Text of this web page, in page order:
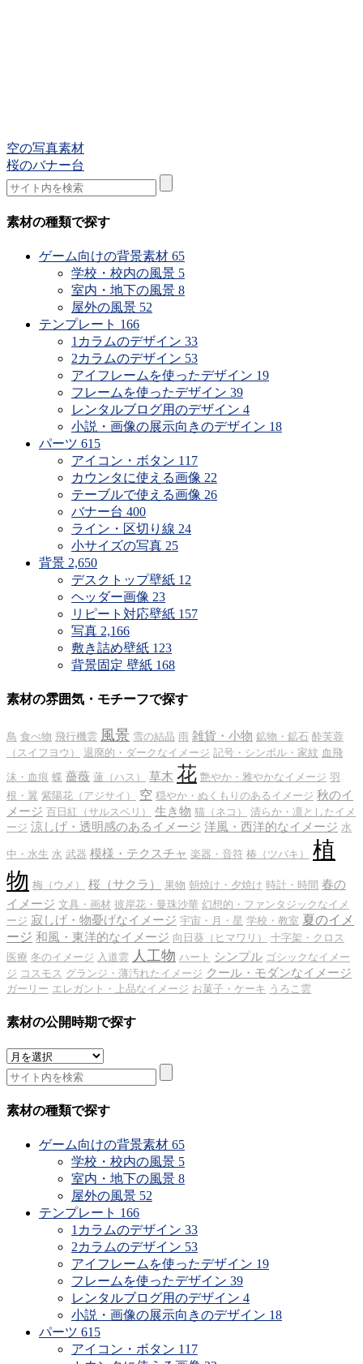
空の写真素材
桜のバナー台
素材の種類で探す
ゲーム向けの背景素材 65
学校・校内の風景 5
室内・地下の風景 8
屋外の風景 52
テンプレート 166
1カラムのデザイン 33
2カラムのデザイン 53
アイフレームを使ったデザイン 19
フレームを使ったデザイン 39
レンタルブログ用のデザイン 4
小説・画像の展示向きのデザイン 18
パーツ 615
アイコン・ボタン 117
カウンタに使える画像 22
テーブルで使える画像 26
バナー台 400
ライン・区切り線 24
小サイズの写真 25
背景 2,650
デスクトップ壁紙 12
ヘッダー画像 23
リピート対応壁紙 157
写真 2,166
敷き詰め壁紙 123
背景固定 壁紙 168
素材の雰囲気・モチーフで探す
鳥 食べ物 飛行機雲 風景 雪の結晶 雨 雑貨・小物 鉱物・鉱石 酔芙蓉
（スイフヨウ）
退廃的・ダークなイメージ 記号・シンボル・家紋 血飛
沫・血痕 蝶 薔薇 蓮（ハス） 草木 花 艶やか・雅やかなイメージ 羽
根・翼 紫陽花（アジサイ） 空 穏やか・ぬくもりのあるイメージ 秋のイ
メージ 百日紅（サルスベリ） 生き物 猫（ネコ）
清らか・凛としたイメ
ージ 涼しげ・透明感のあるイメージ 洋風・西洋的なイメージ 水
中・水生 水 武器 模様・テクスチャ 楽器・音符 椿（ツバキ）
植
物 梅（ウメ） 桜（サクラ） 果物 朝焼け・夕焼け 時計・時間 春の
イメージ 文具・画材 彼岸花・曼珠沙華 幻想的・ファンタジックなイメ
ージ 寂しげ・物憂げなイメージ 宇宙・月・星 学校・教室 夏のイメ
ージ 和風・東洋的なイメージ 向日葵（ヒマワリ）
十字架・クロス
医療 冬のイメージ 入道雲 人工物 ハート シンプル ゴシックなイメー
ジ コスモス グランジ・薄汚れたイメージ クール・モダンなイメージ
ガーリー エレガント・上品なイメージ お菓子・ケーキ うろこ雲
素材の公開時期で探す
素
材
の
公
素材の種類で探す
ゲーム向けの背景素材 65
学校・校内の風景 5
室内・地下の風景 8
屋外の風景 52
テンプレート 166
1カラムのデザイン 33
2カラムのデザイン 53
アイフレームを使ったデザイン 19
フレームを使ったデザイン 39
レンタルブログ用のデザイン 4
小説・画像の展示向きのデザイン 18
パーツ 615
アイコン・ボタン 117